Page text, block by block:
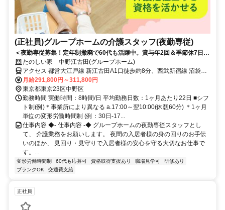
(正社員)グループホームの介護スタッフ(夜勤専従)
＜夜勤専従募集！定年制撤廃で60代も活躍中。賞与年2回＆季節休7日◎
少ない日数でしっかり稼げる！＞賞与年2回＆昇給あり！定年制撤廃で
長く安定して働けます。少人数制で寄り添うケアができる温かいグルー
プホームです◎
たのしい家 中野江古田(グループホーム)
アクセス 都営大江戸線 新江古田A1口徒歩約8分、西武新宿線 沼袋北
口徒歩約15分、西武池袋線 江古田南口徒歩約17分 地下鉄大江戸線
「新江古田」駅から徒歩約8分
月給291,800円～311,800円
東京都東京23区中野区
勤務時間 実働時間：8時間/日 平均勤務日数：1ヶ月あたり22日 ■シフ
ト制(例)＊事業所により異なる a.17:00～翌10:00(休憩60分) ＊1ヶ月
単位の変形労働時間制 (例：30日-17...
仕事内容 ◆- 仕事内容 -◆ グループホームの夜勤専従スタッフとし
て、 介護業務をお願いします。 夜間の入居者様の身の回りのお手伝
いのほか、 見回り・見守りで入居者様の安心を守る大切なお仕事で
す。...
変形労働時間制 60代も応募可 資格取得支援あり 職場見学可
研修あり
ブランクOK
交通費支給
正社員